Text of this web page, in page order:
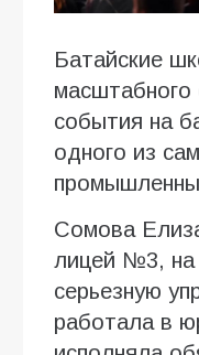
Батайские
масштабного
события на
одного из
Сомова
лицей №3, на
серьезную
работала в